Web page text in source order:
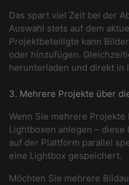
Das spart viel Zeit bei der
Auswahl stets auf dem
Projektbeteiligte kann
oder hinzufügen.
herunterladen und direkt in
3. Mehrere Projekte über
Wenn Sie mehrere
Lightboxen anlegen –
auf der Plattform parallel
eine Lightbox gespeichert.
Möchten Sie mehrere